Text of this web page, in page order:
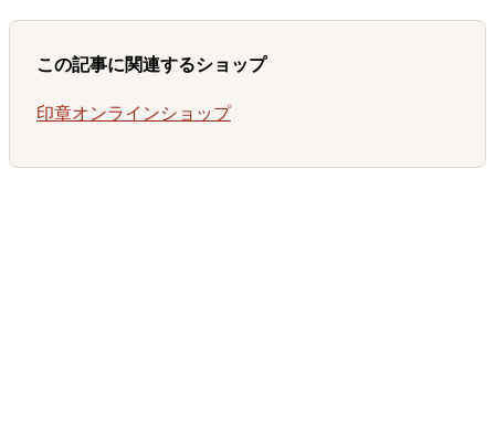
この記事に関連するショップ
印章オンラインショップ